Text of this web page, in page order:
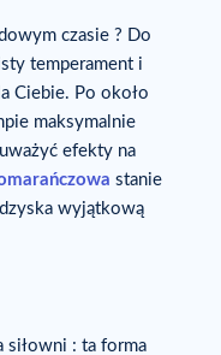
czasie ? Do
temperament i
Ciebie. Po około
maksymalnie
efekty na
stanie
wyjątkową
siłowni : ta forma